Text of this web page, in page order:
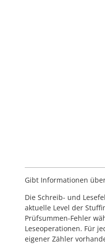
Gibt Informationen
Die Schreib- und
aktuelle Level der
Prüfsummen-Fehler
Leseoperationen. Für
eigener Zähler